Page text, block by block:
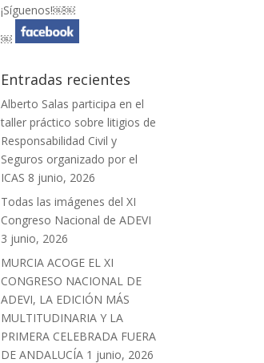
¡Síguenos!￼￼
￼
Entradas recientes
Alberto Salas participa en el
taller práctico sobre litigios de
Responsabilidad Civil y
Seguros organizado por el
ICAS 8 junio, 2026
Todas las imágenes del XI
Congreso Nacional de ADEVI
3 junio, 2026
MURCIA ACOGE EL XI
CONGRESO NACIONAL DE
ADEVI, LA EDICIÓN MÁS
MULTITUDINARIA Y LA
PRIMERA CELEBRADA FUERA
DE ANDALUCÍA 1 junio, 2026